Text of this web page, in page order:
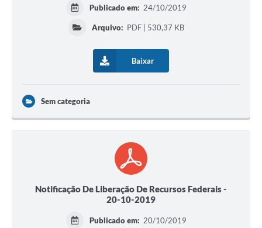
Publicado em: 24/10/2019
Arquivo: PDF | 530,37 KB
Baixar
Sem categoria
Notificação De Liberação De Recursos Federais -
20-10-2019
Publicado em: 20/10/2019